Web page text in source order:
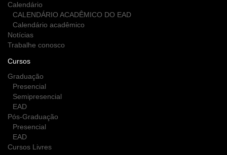
Calendário
CALENDÁRIO ACADÊMICO DO EAD
Calendário acadêmico
Notícias
Trabalhe conosco
Cursos
Graduação
Presencial
Semipresencial
EAD
Pós-Graduação
Presencial
EAD
Cursos Livres